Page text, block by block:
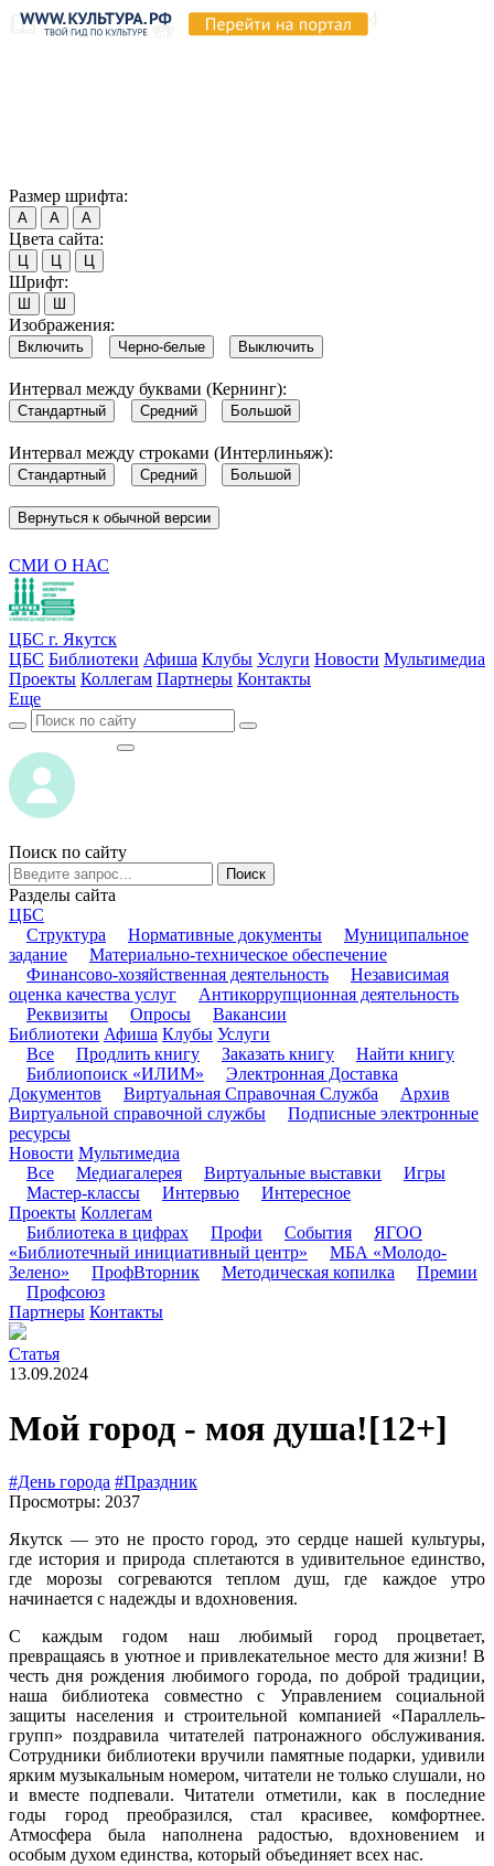
Размер шрифта:
А А А
Цвета сайта:
Ц Ц Ц
Шрифт:
Ш Ш
Изображения:
Включить Черно-белые Выключить
Интервал между буквами (Кернинг):
Стандартный Средний Большой
Интервал между строками (Интерлиньяж):
Стандартный Средний Большой
Вернуться к обычной версии
СМИ О НАС
ЦБС г. Якутск
ЦБС Библиотеки Афиша Клубы Услуги Новости Мультимедиа
Проекты Коллегам Партнеры Контакты
Еще
Поиск по сайту
Поиск
Разделы сайта
ЦБС
Структура
Нормативные документы
Муниципальное
задание
Материально-техническое обеспечение
Финансово-хозяйственная деятельность
Независимая
оценка качества услуг
Антикоррупционная деятельность
Реквизиты
Опросы
Вакансии
Библиотеки Афиша Клубы Услуги
Все
Продлить книгу Заказать книгу
Найти книгу
Библиопоиск «ИЛИМ»
Электронная Доставка
Документов
Виртуальная Справочная Служба
Архив
Виртуальной справочной службы
Подписные электронные
ресурсы
Новости Мультимедиа
Все
Медиагалерея Виртуальные выставки
Игры
Мастер-классы
Интервью
Интересное
Проекты Коллегам
Библиотека в цифрах
Профи События
ЯГОО
«Библиотечный инициативный центр»
МБА «Молодо-
Зелено»
ПрофВторник Методическая копилка
Премии
Профсоюз
Партнеры Контакты
Статья
13.09.2024
Мой город - моя душа![12+]
#День города #Праздник
Просмотры: 2037
Якутск — это не просто город, это сердце нашей культуры,
где история и природа сплетаются в удивительное единство,
где морозы согреваются теплом душ, где каждое утро
начинается с надежды и вдохновения.
С каждым годом наш любимый город процветает,
превращаясь в уютное и привлекательное место для жизни! В
честь дня рождения любимого города, по доброй традиции,
наша библиотека совместно с Управлением социальной
защиты населения и строительной компанией «Параллель-
групп» поздравила читателей патронажного обслуживания.
Сотрудники библиотеки вручили памятные подарки, удивили
ярким музыкальным номером, читатели не только слушали, но
и вместе подпевали. Читатели отметили, как в последние
годы город преобразился, стал красивее, комфортнее.
Атмосфера была наполнена радостью, вдохновением и
особым духом единства, который объединяет всех нас.